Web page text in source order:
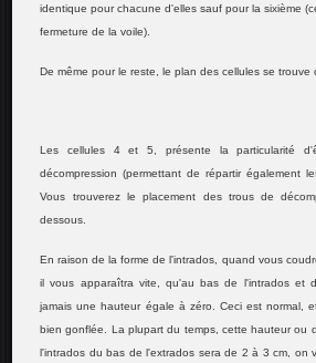
identique pour chacune d'elles sauf pour la sixième
fermeture de la voile).
De même pour le reste, le plan des cellules se trouve
Les cellules 4 et 5, présente la particularité
décompression (permettant de répartir également
Vous trouverez le placement des trous de
dessous.
En raison de la forme de l'intrados, quand vous
il vous apparaîtra vite, qu'au bas de l'intrados et
jamais une hauteur égale à zéro. Ceci est normal,
bien gonflée. La plupart du temps, cette hauteur ou
l'intrados du bas de l'extrados sera de 2 à 3 cm, on